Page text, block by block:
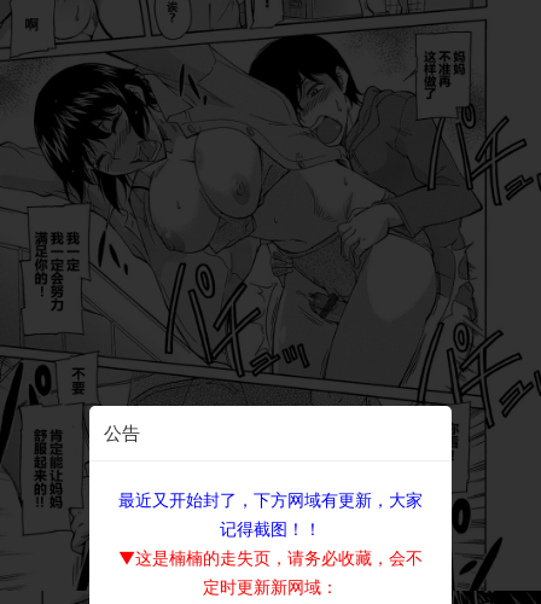
公告
最近又开始封了，下方网域有更新，大家
记得截图！！
▼这是楠楠的走失页，请务必收藏，会不
定时更新新网域：